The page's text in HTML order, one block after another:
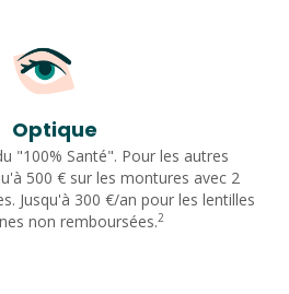
Optique
"100% Santé". Pour les autres
500 € sur les montures avec 2
Jusqu'à 300 €/an pour les lentilles
non remboursées.2